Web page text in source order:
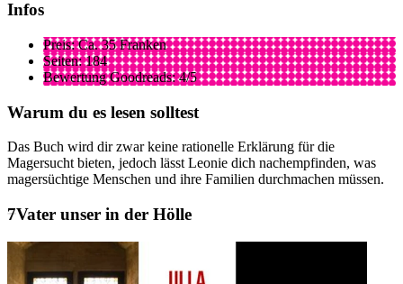
Infos
Preis: Ca. 35 Franken
Seiten: 184
Bewertung Goodreads: 4/5
Warum du es lesen solltest
Das Buch wird dir zwar keine rationelle Erklärung für die
Magersucht bieten, jedoch lässt Leonie dich nachempfinden, was
magersüchtige Menschen und ihre Familien durchmachen müssen.
Vater unser in der Hölle